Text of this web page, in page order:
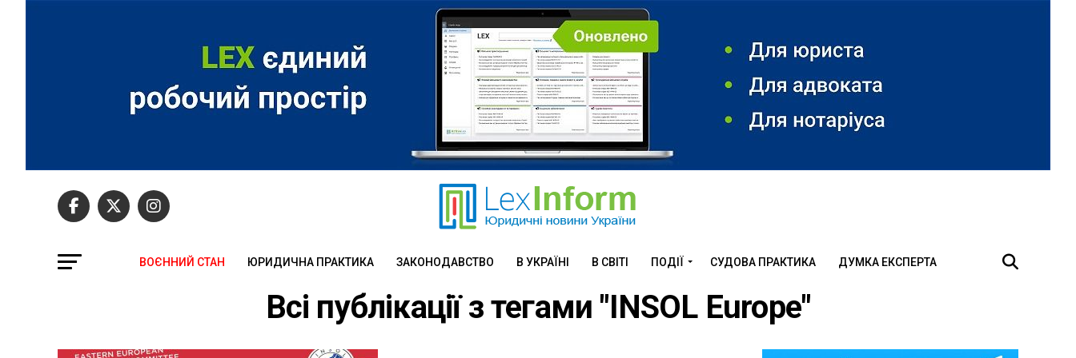
ВОЄННИЙ СТАН ЮРИДИЧНА ПРАКТИКА ЗАКОНОДАВСТВО В УКРАЇНІ В СВІТІ ПОДІЇ СУДОВА ПРАКТИКА ДУМКА ЕКСПЕРТА
Всі публікації з тегами "INSOL Europe"